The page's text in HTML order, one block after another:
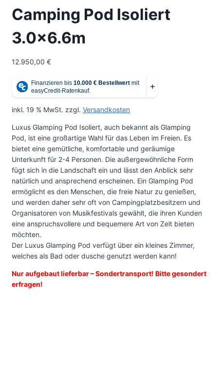
Camping Pod Isoliert
3.0×6.6m
12.950,00 €
inkl. 19 % MwSt. zzgl. Versandkosten
Luxus Glamping Pod Isoliert, auch bekannt als Glamping
Pod, ist eine großartige Wahl für das Leben im Freien. Es
bietet eine gemütliche, komfortable und geräumige
Unterkunft für 2-4 Personen. Die außergewöhnliche Form
fügt sich in die Landschaft ein und lässt den Anblick sehr
natürlich und ansprechend erscheinen. Ein Glamping Pod
ermöglicht es den Menschen, die freie Natur zu genießen,
und werden daher sehr oft von Campingplatzbesitzern und
Organisatoren von Musikfestivals gewählt, die ihren Kunden
eine anspruchsvollere und bequemere Art von Zelt bieten
möchten.
Der Luxus Glamping Pod verfügt über ein kleines Zimmer,
welches als Bad oder dusche genutzt werden kann!
Nur aufgebaut lieferbar – Sondertransport! Bitte gesondert
erfragen!